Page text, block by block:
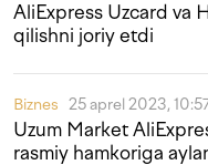
AliExpress Uzcard va
qilishni joriy etdi
Biznes 25 aprel 2023,
Uzum Market
rasmiy hamkoriga